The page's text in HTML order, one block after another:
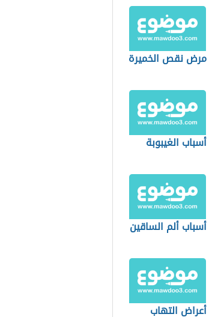
مرض نقص الخميرة
أسباب الغيبوبة
أسباب ألم الساقين
أعراض التهاب